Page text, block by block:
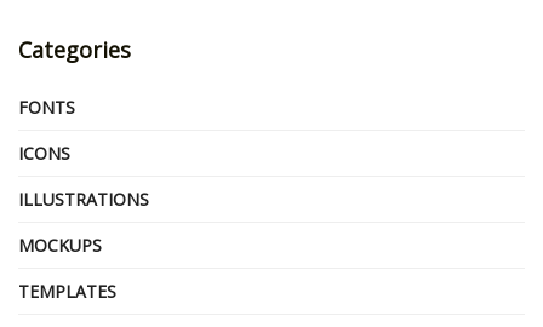
Categories
FONTS
ICONS
ILLUSTRATIONS
MOCKUPS
TEMPLATES